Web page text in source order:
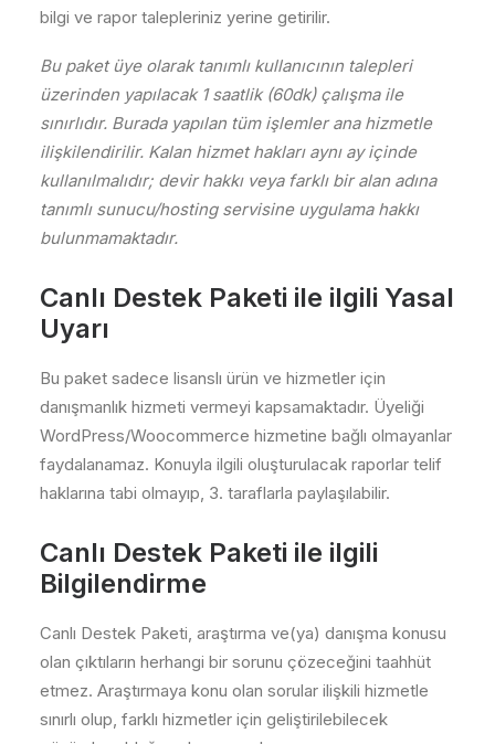
bilgi ve rapor talepleriniz yerine getirilir.
Bu paket üye olarak tanımlı kullanıcının talepleri
üzerinden yapılacak 1 saatlik (60dk) çalışma ile
sınırlıdır. Burada yapılan tüm işlemler ana hizmetle
ilişkilendirilir. Kalan hizmet hakları aynı ay içinde
kullanılmalıdır; devir hakkı veya farklı bir alan adına
tanımlı sunucu/hosting servisine uygulama hakkı
bulunmamaktadır.
Canlı Destek Paketi ile ilgili Yasal
Uyarı
Bu paket sadece lisanslı ürün ve hizmetler için
danışmanlık hizmeti vermeyi kapsamaktadır. Üyeliği
WordPress/Woocommerce hizmetine bağlı olmayanlar
faydalanamaz. Konuyla ilgili oluşturulacak raporlar telif
haklarına tabi olmayıp, 3. taraflarla paylaşılabilir.
Canlı Destek Paketi ile ilgili
Bilgilendirme
Canlı Destek Paketi, araştırma ve(ya) danışma konusu
olan çıktıların herhangi bir sorunu çözeceğini taahhüt
etmez. Araştırmaya konu olan sorular ilişkili hizmetle
sınırlı olup, farklı hizmetler için geliştirilebilecek